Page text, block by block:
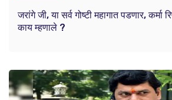
जरांगे जी, या सर्व गोष्टी महागात पडणार,
काय म्हणाले ?